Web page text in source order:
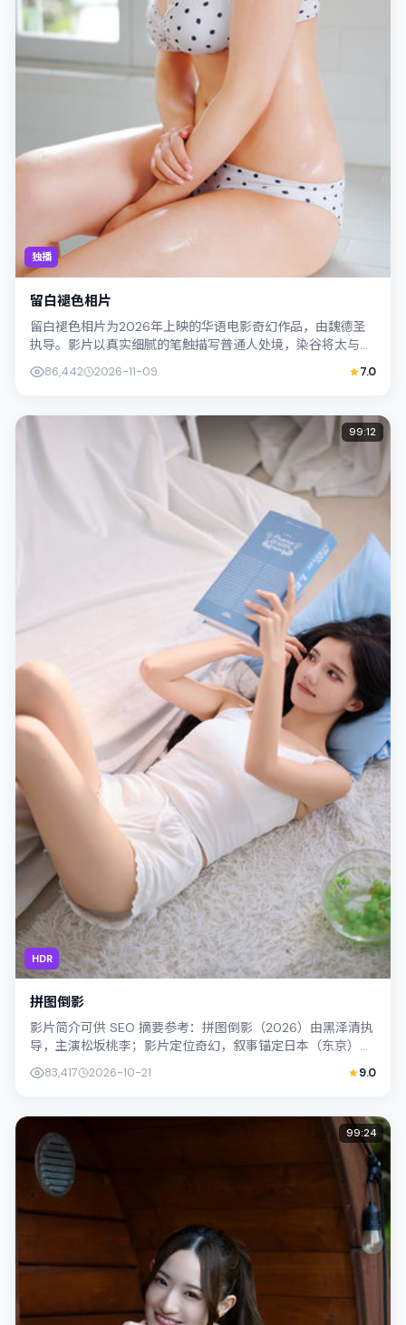
独播
留白褪色相片
留白褪色相片为2026年上映的华语电影奇幻作品，由魏德圣
执导。影片以真实细腻的笔触描写普通人处境，染谷将太与胡
歌的对手戏张力十足，情节层层推进，...
86,442 2026-11-09 7.0
HDR
99:12
拼图倒影
影片简介可供 SEO 摘要参考：拼图倒影（2026）由黑泽清执
导，主演松坂桃李；影片定位奇幻，叙事锚定日本（东京）的
社会议题与个体命运，镜头克制...
83,417 2026-10-21 9.0
99:24